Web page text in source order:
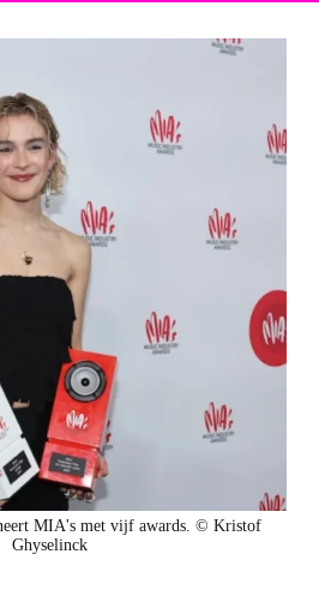
MIA's met vijf awards. © Kristof
Ghyselinck